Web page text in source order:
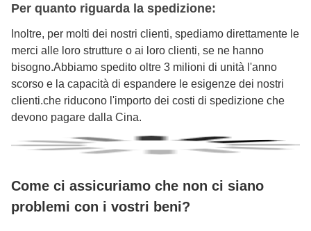
Per quanto riguarda la spedizione:
Inoltre, per molti dei nostri clienti, spediamo direttamente le
merci alle loro strutture o ai loro clienti, se ne hanno
bisogno.Abbiamo spedito oltre 3 milioni di unità l'anno
scorso e la capacità di espandere le esigenze dei nostri
clienti.che riducono l'importo dei costi di spedizione che
devono pagare dalla Cina.
Come ci assicuriamo che non ci siano
problemi con i vostri beni?